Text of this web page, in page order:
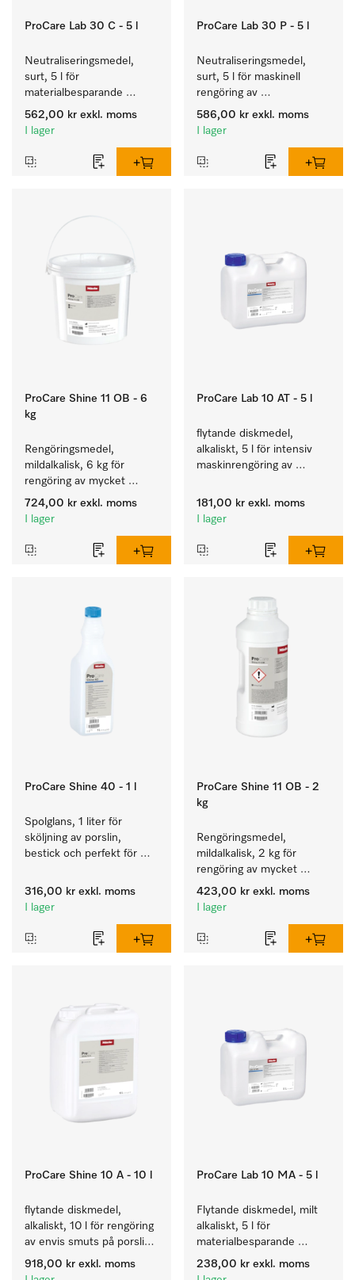
ProCare Lab 30 C - 5 l
Neutraliseringsmedel,
surt, 5 l för
materialbesparande
maskinell rengöring av
laboratorieglas och -
562,00 kr exkl. moms
I lager
ProCare Lab 30 P - 5 l
Neutraliseringsmedel,
surt, 5 l för maskinell
rengöring av
laboratorieglas och -
instrument.
586,00 kr exkl. moms
I lager
ProCare Shine 11 OB - 6
kg
Rengöringsmedel,
mildalkalisk, 6 kg för
rengöring av mycket
smutsigt porslin, bestick
och glas.
724,00 kr exkl. moms
I lager
ProCare Lab 10 AT - 5 l
flytande diskmedel,
alkaliskt, 5 l för intensiv
maskinrengöring av
instrument.
181,00 kr exkl. moms
I lager
ProCare Shine 40 - 1 l
Spolglans, 1 liter för
sköljning av porslin,
bestick och perfekt för
316,00 kr exkl. moms
I lager
ProCare Shine 11 OB - 2
kg
Rengöringsmedel,
mildalkalisk, 2 kg för
rengöring av mycket
smutsigt porslin, bestick
och glas.
423,00 kr exkl. moms
I lager
ProCare Shine 10 A - 10 l
flytande diskmedel,
alkaliskt, 10 l för rengöring
av envis smuts på porslin,
bestick och glas.
918,00 kr exkl. moms
ProCare Lab 10 MA - 5 l
Flytande diskmedel, milt
alkaliskt, 5 l för
materialbesparande
maskinell rengöring av
laboratorieglas och -
238,00 kr exkl. moms